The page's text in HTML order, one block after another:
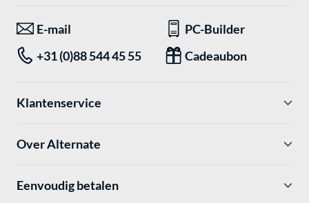
E-mail
PC-Builder
+31 (0)88 544 45 55
Cadeaubon
Klantenservice
Over Alternate
Eenvoudig betalen